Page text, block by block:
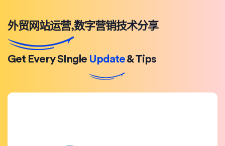
外贸网站运营,数字营销技术分享
Get Every SIngle Update& Tips